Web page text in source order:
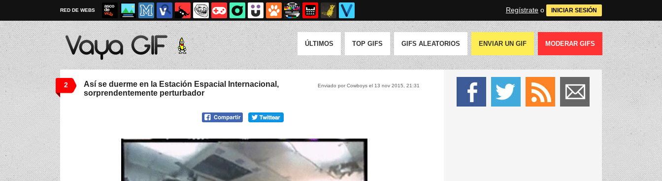
RED DE WEBS Regístrate o INICIAR SESIÓN
ÚLTIMOS TOP GIFS GIFS ALEATORIOS ENVIAR UN GIF MODERAR GIFS
2 Enviado por Cowboys el 13 nov 2015, 21:31
Así se duerme en la Estación Espacial Internacional,
sorprendentemente perturbador